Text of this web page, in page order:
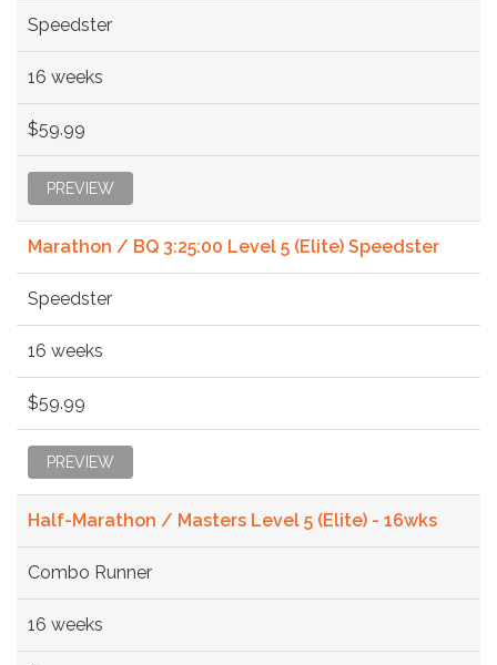
Speedster
16 weeks
$59.99
PREVIEW
Marathon / BQ 3:25:00 Level 5 (Elite) Speedster
Speedster
16 weeks
$59.99
PREVIEW
Half-Marathon / Masters Level 5 (Elite) - 16wks
Combo Runner
16 weeks